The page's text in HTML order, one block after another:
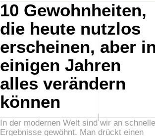
10 Gewohnheiten,
die heute nutzlos
erscheinen, aber
einigen Jahren
alles verändern
können
In der modernen Welt sind wir an schnelle
Ergebnisse gewöhnt. Man drückt einen